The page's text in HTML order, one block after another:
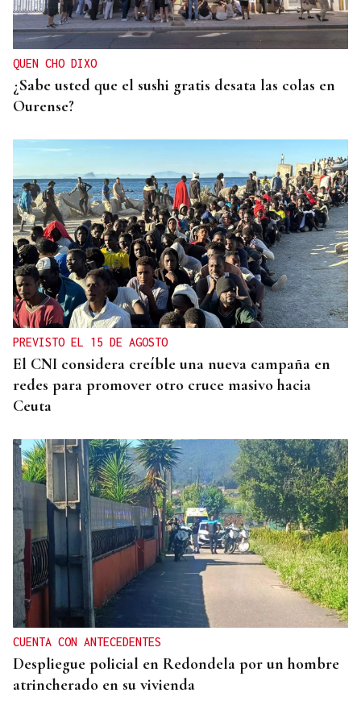
La Asociación Empresarial de Valdeorras (AEVA)
continuará apostando por la formación tras el
verano
QUEN CHO DIXO
¿Sabe usted que el sushi gratis desata las colas en
Ourense?
PREVISTO EL 15 DE AGOSTO
El CNI considera creíble una nueva campaña en
redes para promover otro cruce masivo hacia
Ceuta
CUENTA CON ANTECEDENTES
Despliegue policial en Redondela por un hombre
atrincherado en su vivienda